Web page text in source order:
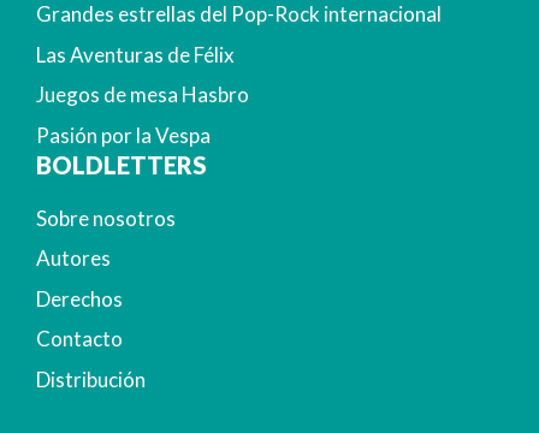
Grandes estrellas del Pop-Rock internacional
Las Aventuras de Félix
Juegos de mesa Hasbro
Pasión por la Vespa
BOLDLETTERS
Sobre nosotros
Autores
Derechos
Contacto
Distribución